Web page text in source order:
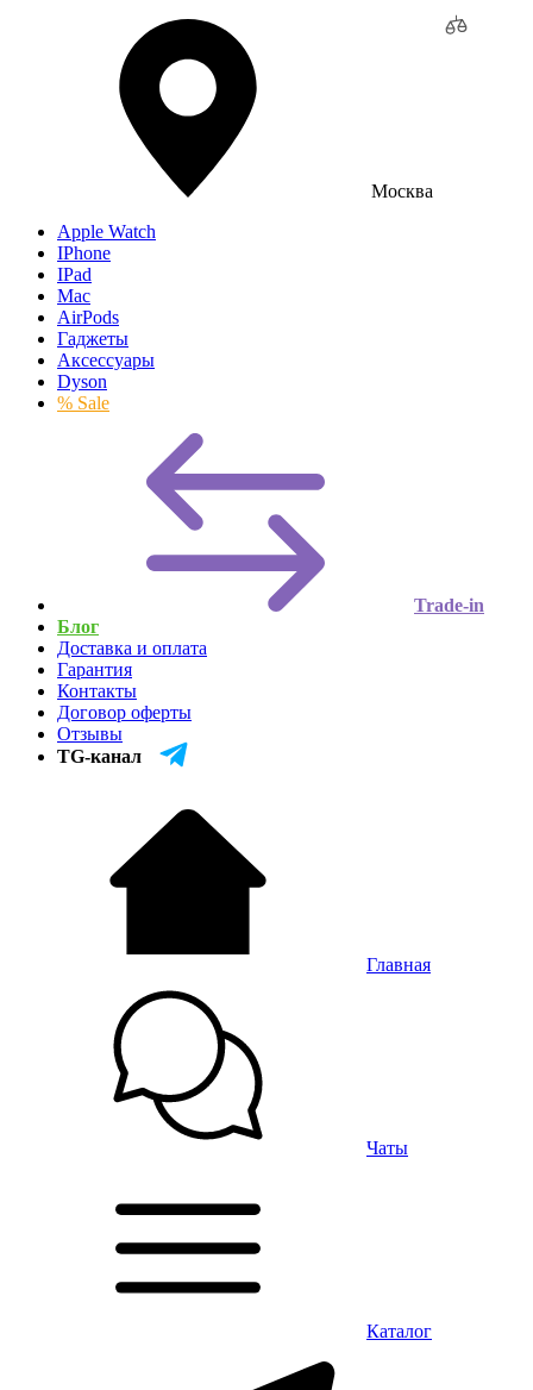
Москва
Apple Watch
IPhone
IPad
Mac
AirPods
Гаджеты
Аксессуары
Dyson
% Sale
Trade-in
Блог
Доставка и оплата
Гарантия
Контакты
Договор оферты
Отзывы
TG-канал
Главная
Чаты
Каталог